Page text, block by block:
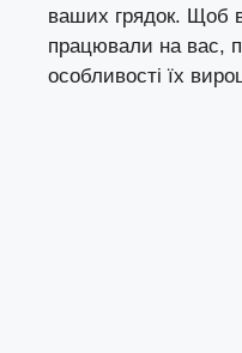
ваших грядок. Щоб
працювали на вас,
особливості їх